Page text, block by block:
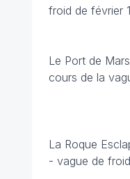
froid de février
Le Port de
cours de la
La Roque
- vague de